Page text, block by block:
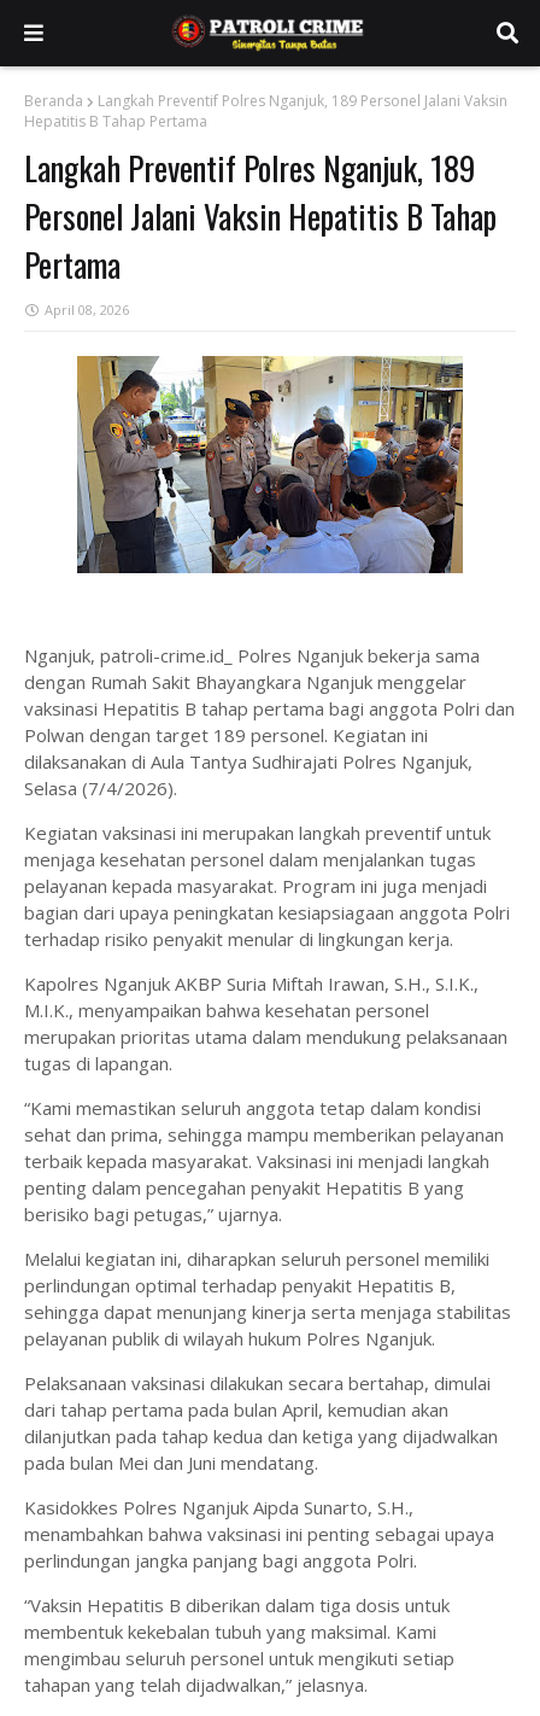
Beranda
Langkah Preventif Polres Nganjuk, 189 Personel Jalani Vaksin
Hepatitis B Tahap Pertama
Langkah Preventif Polres Nganjuk, 189
Personel Jalani Vaksin Hepatitis B Tahap
Pertama
April 08, 2026
Nganjuk, patroli-crime.id_ Polres Nganjuk bekerja sama
dengan Rumah Sakit Bhayangkara Nganjuk menggelar
vaksinasi Hepatitis B tahap pertama bagi anggota Polri dan
Polwan dengan target 189 personel. Kegiatan ini
dilaksanakan di Aula Tantya Sudhirajati Polres Nganjuk,
Selasa (7/4/2026).
Kegiatan vaksinasi ini merupakan langkah preventif untuk
menjaga kesehatan personel dalam menjalankan tugas
pelayanan kepada masyarakat. Program ini juga menjadi
bagian dari upaya peningkatan kesiapsiagaan anggota Polri
terhadap risiko penyakit menular di lingkungan kerja.
Kapolres Nganjuk AKBP Suria Miftah Irawan, S.H., S.I.K.,
M.I.K., menyampaikan bahwa kesehatan personel
merupakan prioritas utama dalam mendukung pelaksanaan
tugas di lapangan.
“Kami memastikan seluruh anggota tetap dalam kondisi
sehat dan prima, sehingga mampu memberikan pelayanan
terbaik kepada masyarakat. Vaksinasi ini menjadi langkah
penting dalam pencegahan penyakit Hepatitis B yang
berisiko bagi petugas,” ujarnya.
Melalui kegiatan ini, diharapkan seluruh personel memiliki
perlindungan optimal terhadap penyakit Hepatitis B,
sehingga dapat menunjang kinerja serta menjaga stabilitas
pelayanan publik di wilayah hukum Polres Nganjuk.
Pelaksanaan vaksinasi dilakukan secara bertahap, dimulai
dari tahap pertama pada bulan April, kemudian akan
dilanjutkan pada tahap kedua dan ketiga yang dijadwalkan
pada bulan Mei dan Juni mendatang.
Kasidokkes Polres Nganjuk Aipda Sunarto, S.H.,
menambahkan bahwa vaksinasi ini penting sebagai upaya
perlindungan jangka panjang bagi anggota Polri.
“Vaksin Hepatitis B diberikan dalam tiga dosis untuk
membentuk kekebalan tubuh yang maksimal. Kami
mengimbau seluruh personel untuk mengikuti setiap
tahapan yang telah dijadwalkan,” jelasnya.